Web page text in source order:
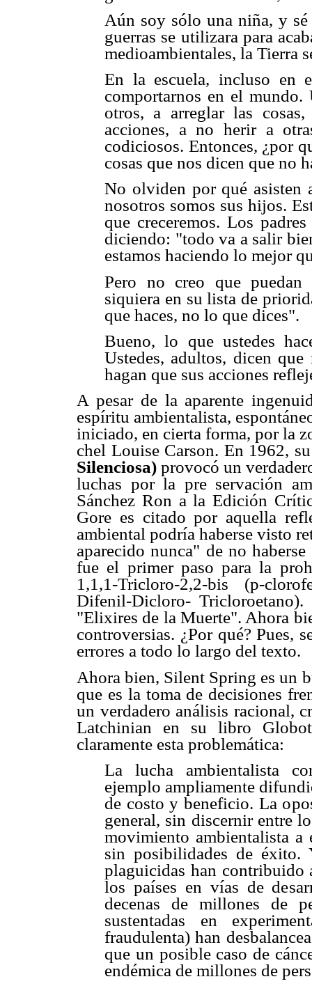
Aún soy sólo una niña, y
guerras se utilizara para
medioambientales, la Tierra
En la escuela, incluso en
comportarnos en el mundo.
otros, a arreglar las cosas,
acciones, a no herir a
codiciosos. Entonces, ¿por
cosas que nos dicen que no
No olviden por qué asisten
nosotros somos sus hijos.
que creceremos. Los
diciendo: "todo va a salir
estamos haciendo lo mejor
Pero no creo que puedan
siquiera en su lista de
que haces, no lo que dices".
Bueno, lo que ustedes
Ustedes, adultos, dicen
hagan que sus acciones
A pesar de la aparente
espíritu ambientalista,
iniciado, en cierta forma, por la
chel Louise Carson. En 1962,
Silenciosa) provocó un
luchas por la pre servación
Sánchez Ron a la Edición
Gore es citado por aquella
ambiental podría haberse visto
aparecido nunca" de no
fue el primer paso para la
1,1,1-Tricloro-2,2-bis (p-
Difenil-Dicloro-
"Elixires de la Muerte". Ahora
controversias. ¿Por qué? Pues,
errores a todo lo largo del texto.
Ahora bien, Silent Spring es un
que es la toma de decisiones
un verdadero análisis racional,
Latchinian en su libro
claramente esta problemática:
La lucha ambientalista
ejemplo ampliamente
de costo y beneficio. La
general, sin discernir entre
movimiento ambientalista
sin posibilidades de
plaguicidas han contribuido
los países en vías de
decenas de millones de
sustentadas en
fraudulenta) han
que un posible caso de
endémica de millones de